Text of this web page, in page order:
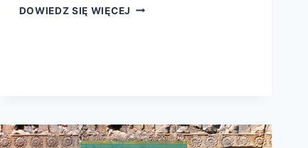
DOWIEDZ SIĘ WIĘCEJ KULTURA